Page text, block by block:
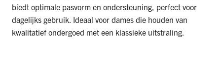
biedt optimale pasvorm en ondersteuning, perfect voor
dagelijks gebruik. Ideaal voor dames die houden van
kwalitatief ondergoed met een klassieke uitstraling.